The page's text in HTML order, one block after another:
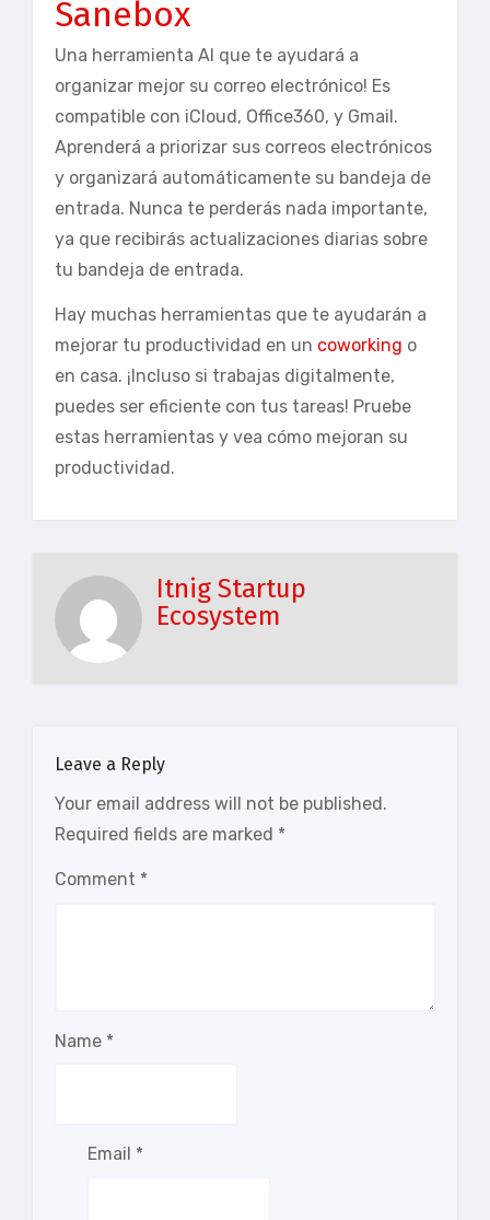
Sanebox
Una herramienta AI que te ayudará a
organizar mejor su correo electrónico! Es
compatible con iCloud, Office360, y Gmail.
Aprenderá a priorizar sus correos electrónicos
y organizará automáticamente su bandeja de
entrada. Nunca te perderás nada importante,
ya que recibirás actualizaciones diarias sobre
tu bandeja de entrada.
Hay muchas herramientas que te ayudarán a
mejorar tu productividad en un coworking o
en casa. ¡Incluso si trabajas digitalmente,
puedes ser eficiente con tus tareas! Pruebe
estas herramientas y vea cómo mejoran su
productividad.
Itnig Startup
Ecosystem
Leave a Reply
Your email address will not be published.
Required fields are marked *
Comment *
Name *
Email *